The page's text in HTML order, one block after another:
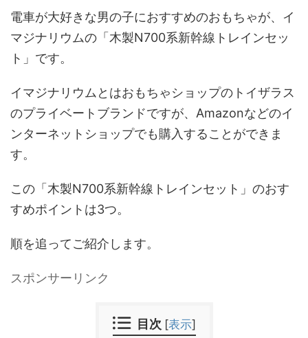
電車が大好きな男の子におすすめのおもちゃが、 イ
マジナリウムの 「 木製N700系新幹線トレインセッ
ト 」 です。
イマジナリウムとはおもちゃショップの トイザラス
のプライベートブランドですが、 Amazonなどのイ
ンターネットショップでも購入することができま
す。
この 「 木製N700系新幹線トレインセット 」 のおす
すめポイントは3つ。
順を追ってご紹介します。
スポンサーリンク
目次 [表示]